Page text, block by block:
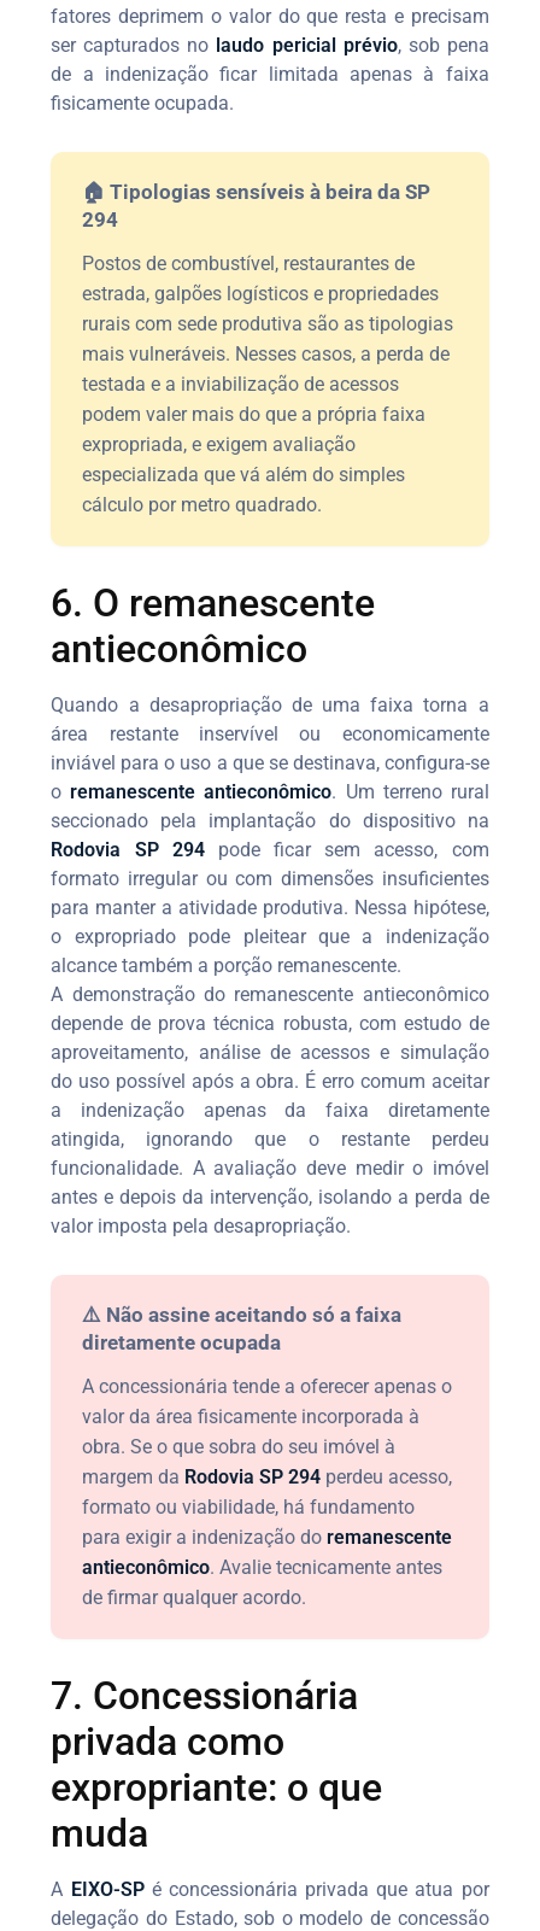
fatores deprimem o valor do que resta e precisam
ser capturados no laudo pericial prévio, sob pena
de a indenização ficar limitada apenas à faixa
fisicamente ocupada.
🏠 Tipologias sensíveis à beira da SP
294
Postos de combustível, restaurantes de
estrada, galpões logísticos e propriedades
rurais com sede produtiva são as tipologias
mais vulneráveis. Nesses casos, a perda de
testada e a inviabilização de acessos
podem valer mais do que a própria faixa
expropriada, e exigem avaliação
especializada que vá além do simples
cálculo por metro quadrado.
6. O remanescente
antieconômico
Quando a desapropriação de uma faixa torna a
área restante inservível ou economicamente
inviável para o uso a que se destinava, configura-se
o remanescente antieconômico. Um terreno rural
seccionado pela implantação do dispositivo na
Rodovia SP 294pode ficar sem acesso, com
formato irregular ou com dimensões insuficientes
para manter a atividade produtiva. Nessa hipótese,
o expropriado pode pleitear que a indenização
alcance também a porção remanescente.
A demonstração do remanescente antieconômico
depende de prova técnica robusta, com estudo de
aproveitamento, análise de acessos e simulação
do uso possível após a obra. É erro comum aceitar
a indenização apenas da faixa diretamente
atingida, ignorando que o restante perdeu
funcionalidade. A avaliação deve medir o imóvel
antes e depois da intervenção, isolando a perda de
valor imposta pela desapropriação.
⚠️ Não assine aceitando só a faixa
diretamente ocupada
A concessionária tende a oferecer apenas o
valor da área fisicamente incorporada à
obra. Se o que sobra do seu imóvel à
margem da Rodovia SP 294 perdeu acesso,
formato ou viabilidade, há fundamento
para exigir a indenização do remanescente
antieconômico. Avalie tecnicamente antes
de firmar qualquer acordo.
7. Concessionária
privada como
expropriante: o que
muda
A EIXO-SPé concessionária privada que atua por
delegação do Estado, sob o modelo de concessão